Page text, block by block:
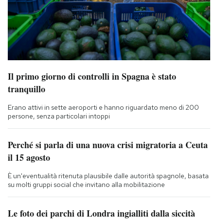
Il primo giorno di controlli in Spagna è stato
tranquillo
Erano attivi in sette aeroporti e hanno riguardato meno di 200
persone, senza particolari intoppi
Perché si parla di una nuova crisi migratoria a Ceuta
il 15 agosto
È un'eventualità ritenuta plausibile dalle autorità spagnole, basata
su molti gruppi social che invitano alla mobilitazione
Le foto dei parchi di Londra ingialliti dalla siccità